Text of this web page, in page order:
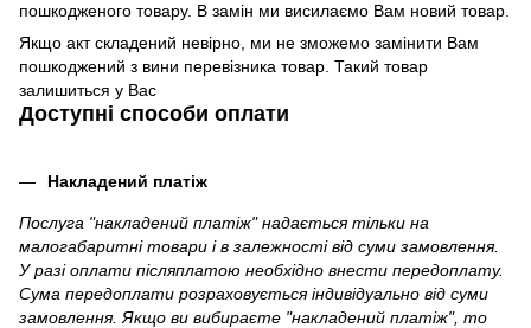
пошкодженого товару. В замін ми висилаємо Вам новий товар.
Якщо акт складений невірно, ми не зможемо замінити Вам
пошкоджений з вини перевізника товар. Такий товар
залишиться у Вас
Доступні способи оплати
Накладений платіж
Послуга "накладений платіж" надається тільки на
малогабаритні товари і в залежності від суми замовлення.
У разі оплати післяплатою необхідно внести передоплату.
Сума передоплати розраховується індивідуально від суми
замовлення. Якщо ви вибираєте "накладений платіж", то